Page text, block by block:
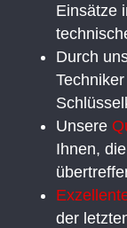
Einsätze
Durch
Techniker
Unsere
Ihnen,
der